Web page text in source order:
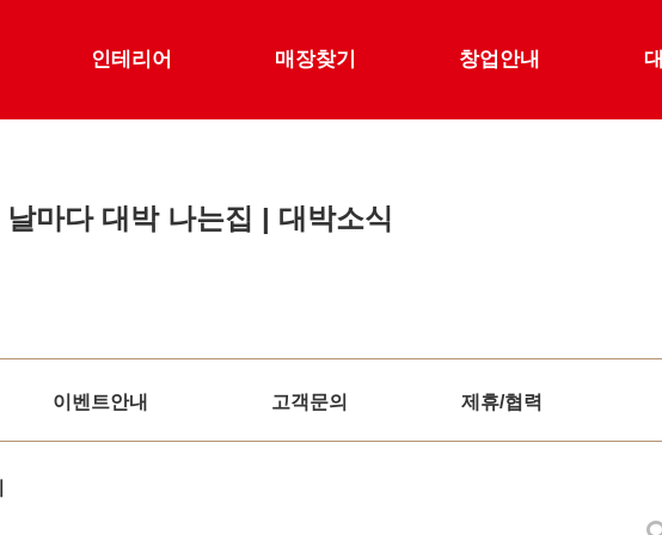
인테리어 매장찾기 창업안내
날마다 대박 나는집 | 대박소식
이벤트안내 고객문의 제휴/협력